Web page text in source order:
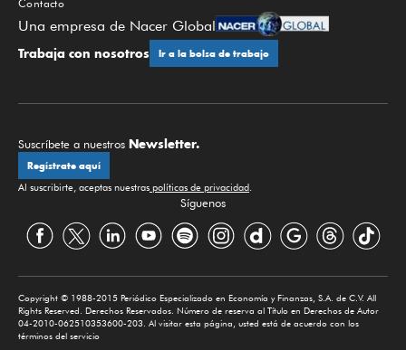
Contacto
Una empresa de Nacer Global
Trabaja con nosotros Ir a la bolsa de trabajo
Suscríbete a nuestros Newsletter.
Regístrate aquí
Al suscribirte, aceptas nuestras políticas de privacidad.
Síguenos
Copyright © 1988-2015 Periódico Especializado en Economía y Finanzas, S.A. de C.V. All
Rights Reserved. Derechos Reservados. Número de reserva al Título en Derechos de Autor
04-2010-062510353600-203. Al visitar esta página, usted está de acuerdo con los
términos del servicio